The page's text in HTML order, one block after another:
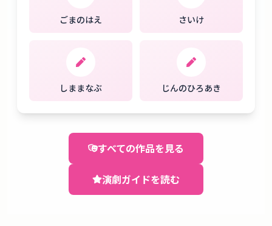
ごまのはえ さいけ
しままなぶ じんのひろあき
すべての作品を見る
演劇ガイドを読む